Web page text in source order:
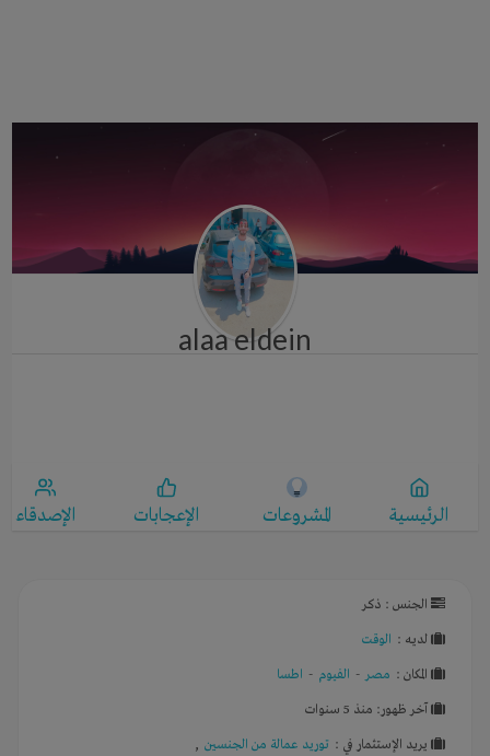
n
alaa eldein
الرئيسية المشروعات الإعجابات الإصدقاء
الجنس : ذكر
لديـه : الوقت
المكان : مصر - الفيوم - اطسا
آخر ظهور: منذ 5 سنوات
يريد الإستثمار في : توريد عمالة من الجنسين ,